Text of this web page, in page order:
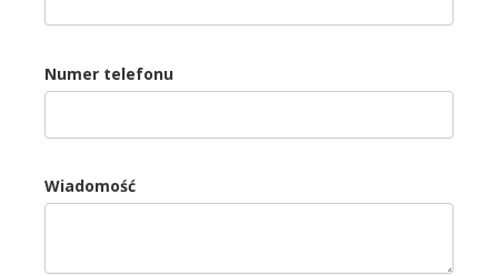
Numer telefonu
Wiadomość